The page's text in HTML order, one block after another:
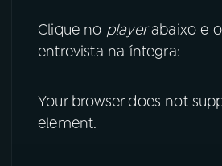
TikTok
Clique no playerabaixo e
entrevista na íntegra:
Your browser does not
element.